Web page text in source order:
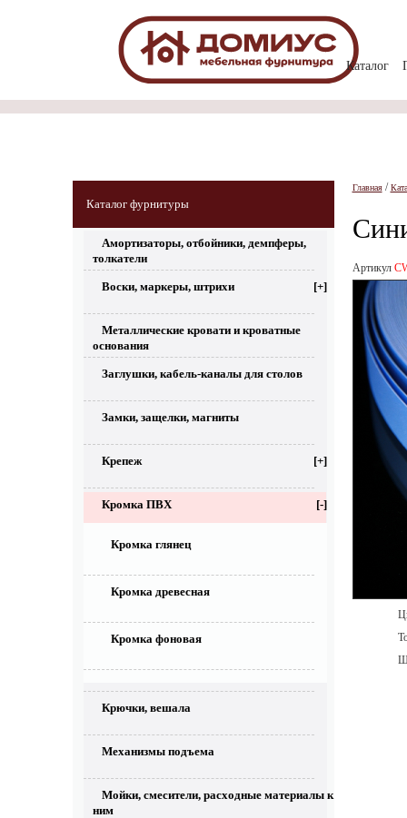
Каталог
Каталог фурнитуры
Амортизаторы, отбойники, демпферы,
толкатели
Воски, маркеры, штрихи [+]
Металлические кровати и кроватные
основания
Заглушки, кабель-каналы для столов
Замки, защелки, магниты
Крепеж [+]
Кромка ПВХ [-]
Кромка глянец
Кромка древесная
Кромка фоновая
Крючки, вешала
Механизмы подъема
Мойки, смесители, расходные материалы к
ним
Главная/
Артикул